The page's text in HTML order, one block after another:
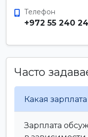
Телефон
+972 55 240
Часто
Какая
Зарплата